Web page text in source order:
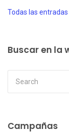
Todas las
Buscar en la
Campañas